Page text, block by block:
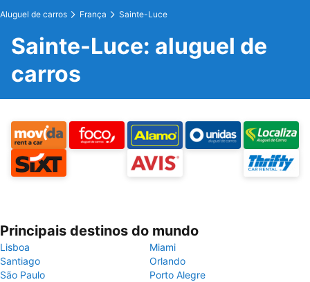
Aluguel de carros França Sainte-Luce
Sainte-Luce: aluguel de
carros
Principais destinos do mundo
Lisboa
Miami
Santiago
Orlando
São Paulo
Porto Alegre